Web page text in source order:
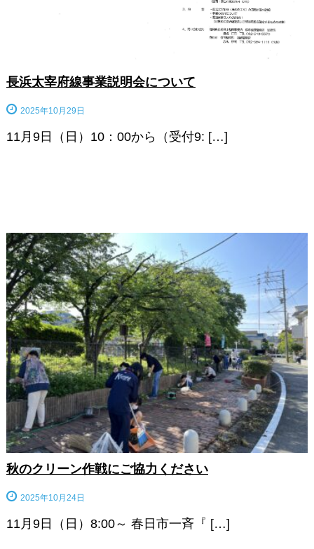
長浜太宰府線事業説明会について
2025年10月29日
11月9日（日）10：00から（受付9: […]
秋のクリーン作戦にご協力ください
2025年10月24日
11月9日（日）8:00～ 春日市一斉『 […]